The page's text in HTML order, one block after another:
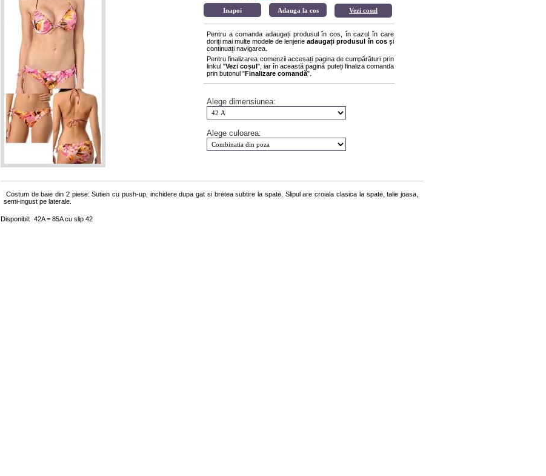
Vezi cosul
Pentru a comanda adaugați produsul în cos, în cazul în care
doriți mai multe modele de lenjerieadaugați produsul în cosși
continuați navigarea.
Pentru finalizarea comenzii accesați pagina de cumpărături prin
linkul "Vezi coșul", iar în această pagină puteți finaliza comanda
prin butonul "Finalizare comandă".
Alege dimensiunea:
Alege culoarea:
Costum de baie din 2 piese: Sutien cu push-up, inchidere dupa gat si bretea subtire la spate. Slipul are croiala clasica la spate, talie joasa,
semi-ingust pe laterale.
Disponibil: 42A = 85A cu slip 42